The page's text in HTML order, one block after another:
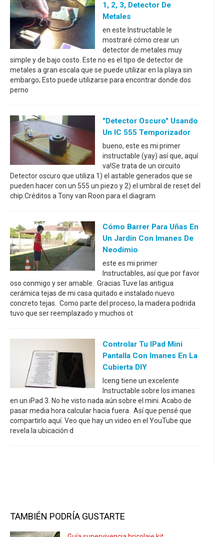
1, 2, 3, Detector De
Metales
en este Instructable le
mostraré cómo crear un
detector de metales muy
simple y de bajo costo. Este no es el tipo de detector de
metales a gran escala que se puede utilizar en la playa sin
embargo; Esto puede utilizarse para encontrar donde dos
perno
"Detector Oscuro" Usando
Un IC 555 Temporizador
bueno, este es mi primer
instructable (yay) así que, aquí
va!Se trata de un circuito
Detector oscuro que utiliza 1) el astable generados que se
pueden hacer con un 555 un piezo y 2) el umbral de reset del
chip.Créditos a Tony van Roon para el diagram
Cómo Barrer Para Uñas En
Un Jardín Con Imanes De
Neodimio
este es mi primer
Instructables, así que por favor
oso conmigo y ser amable. Gracias.Tuve las antigua
cerámica tejas de mi casa quitado e instalado nuevo
concreto tejas. Como parte del proceso, la madera podrida
tuvo que ser reemplazado y muchos ot
Controlar Tu IPad Mini
Pantalla Con Imanes En La
Cubierta DIY
Iceng tiene un excelente
Instructable sobre los imanes
en un iPad 3. No he visto nada aún sobre el mini. Acabo de
pasar media hora calcular hacia fuera. Así que pensé que
compartirlo aquí. Veo que hay un video en el YouTube que
revela la ubicación d
TAMBIÉN PODRÍA GUSTARTE